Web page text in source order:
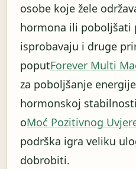
osobe koje žele
hormona ili poboljšati
isprobavaju i druge
poputForever Multi
za poboljšanje
hormonskoj
oMoć Pozitivnog
podrška igra veliku
dobrobiti.